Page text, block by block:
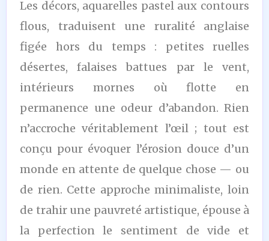
Les décors, aquarelles pastel aux contours
flous, traduisent une ruralité anglaise
figée hors du temps : petites ruelles
désertes, falaises battues par le vent,
intérieurs mornes où flotte en
permanence une odeur d’abandon. Rien
n’accroche véritablement l’œil ; tout est
conçu pour évoquer l’érosion douce d’un
monde en attente de quelque chose — ou
de rien. Cette approche minimaliste, loin
de trahir une pauvreté artistique, épouse à
la perfection le sentiment de vide et